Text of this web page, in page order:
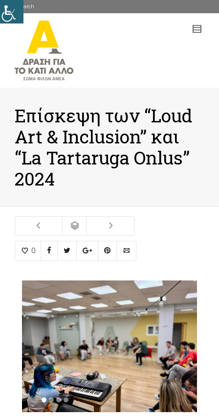
Search
Επίσκεψη των “Loud
Art & Inclusion” και
“La Tartaruga Onlus”
2024
0
1 2 3 4